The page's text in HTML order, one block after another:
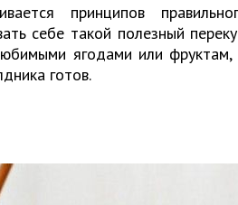
принципов
себе такой полезный
ягодами или фруктам,
готов.